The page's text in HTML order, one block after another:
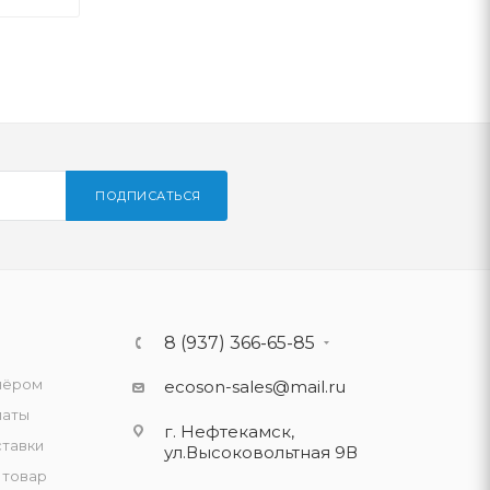
ПОДПИСАТЬСЯ
товар
8 (937) 366-65-85
ecoson-sales@mail.ru
г. Нефтекамск,
ул.Высоковольтная 9В